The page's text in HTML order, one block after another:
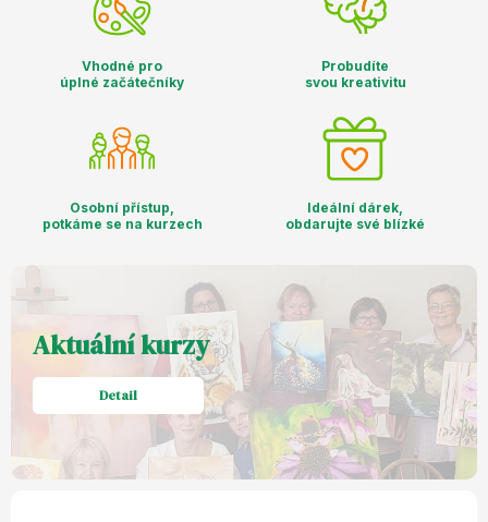
Vhodné pro
úplné začátečníky
Probudíte
svou kreativitu
Osobní přístup,
potkáme se na kurzech
Ideální dárek,
obdarujte své blízké
Aktuální kurzy
Detail